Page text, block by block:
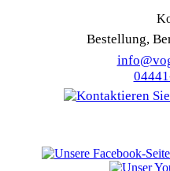
Bestellung,